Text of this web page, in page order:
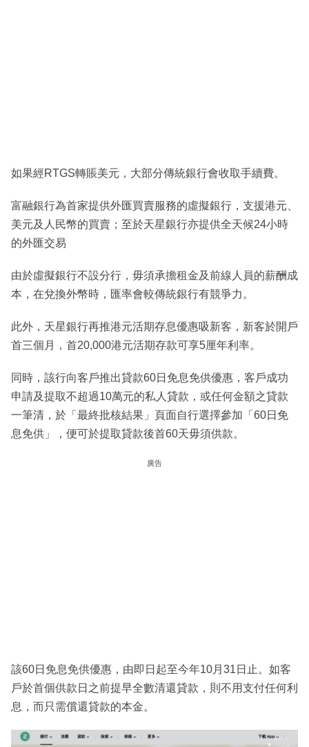
如果經RTGS轉賬美元，大部分傳統銀行會收取手續費。
富融銀行為首家提供外匯買賣服務的虛擬銀行，支援港元、
美元及人民幣的買賣；至於天星銀行亦提供全天候24小時
的外匯交易
由於虛擬銀行不設分行，毋須承擔租金及前線人員的薪酬成
本，在兌換外幣時，匯率會較傳統銀行有競爭力。
此外，天星銀行再推港元活期存息優惠吸新客，新客於開戶
首三個月，首20,000港元活期存款可享5厘年利率。
同時，該行向客戶推出貸款60日免息免供優惠，客戶成功
申請及提取不超過10萬元的私人貸款，或任何金額之貸款
一筆清，於「最終批核結果」頁面自行選擇參加「60日免
息免供」，便可於提取貸款後首60天毋須供款。
廣告
該60日免息免供優惠，由即日起至今年10月31日止。如客
戶於首個供款日之前提早全數清還貸款，則不用支付任何利
息，而只需償還貸款的本金。